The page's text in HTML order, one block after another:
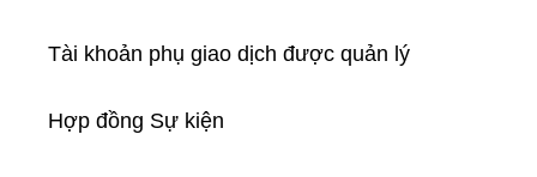
Tài khoản phụ giao dịch được quản lý
Hợp đồng Sự kiện